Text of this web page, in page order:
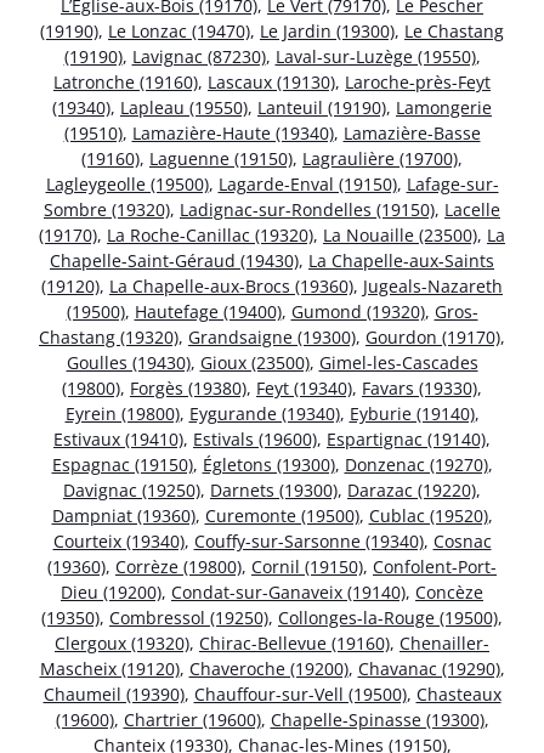
L’Église-aux-Bois (19170), Le Vert (79170), Le Pescher
(19190), Le Lonzac (19470), Le Jardin (19300), Le Chastang
(19190), Lavignac (87230), Laval-sur-Luzège (19550),
Latronche (19160), Lascaux (19130), Laroche-près-Feyt
(19340), Lapleau (19550), Lanteuil (19190), Lamongerie
(19510), Lamazière-Haute (19340), Lamazière-Basse
(19160), Laguenne (19150), Lagraulière (19700),
Lagleygeolle (19500), Lagarde-Enval (19150), Lafage-sur-
Sombre (19320), Ladignac-sur-Rondelles (19150), Lacelle
(19170), La Roche-Canillac (19320), La Nouaille (23500), La
Chapelle-Saint-Géraud (19430), La Chapelle-aux-Saints
(19120), La Chapelle-aux-Brocs (19360), Jugeals-Nazareth
(19500), Hautefage (19400), Gumond (19320), Gros-
Chastang (19320), Grandsaigne (19300), Gourdon (19170),
Goulles (19430), Gioux (23500), Gimel-les-Cascades
(19800), Forgès (19380), Feyt (19340), Favars (19330),
Eyrein (19800), Eygurande (19340), Eyburie (19140),
Estivaux (19410), Estivals (19600), Espartignac (19140),
Espagnac (19150), Égletons (19300), Donzenac (19270),
Davignac (19250), Darnets (19300), Darazac (19220),
Dampniat (19360), Curemonte (19500), Cublac (19520),
Courteix (19340), Couffy-sur-Sarsonne (19340), Cosnac
(19360), Corrèze (19800), Cornil (19150), Confolent-Port-
Dieu (19200), Condat-sur-Ganaveix (19140), Concèze
(19350), Combressol (19250), Collonges-la-Rouge (19500),
Clergoux (19320), Chirac-Bellevue (19160), Chenailler-
Mascheix (19120), Chaveroche (19200), Chavanac (19290),
Chaumeil (19390), Chauffour-sur-Vell (19500), Chasteaux
(19600), Chartrier (19600), Chapelle-Spinasse (19300),
Chanteix (19330), Chanac-les-Mines (19150),